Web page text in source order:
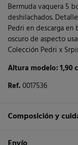
Bermuda vaquera 5
deshilachados.
Pedri en descarga
oscuro de aspecto
Colección Pedri x
Altura modelo: 1,90
Ref.0017536
Composición y
Composición